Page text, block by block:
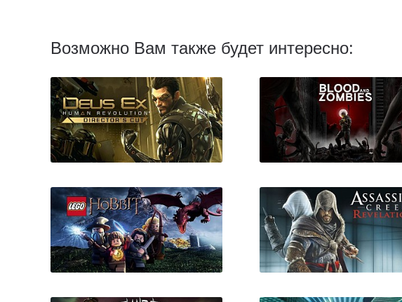
Возможно Вам также будет интересно:
Deus Ex Human Revolution
Blood And Zombies